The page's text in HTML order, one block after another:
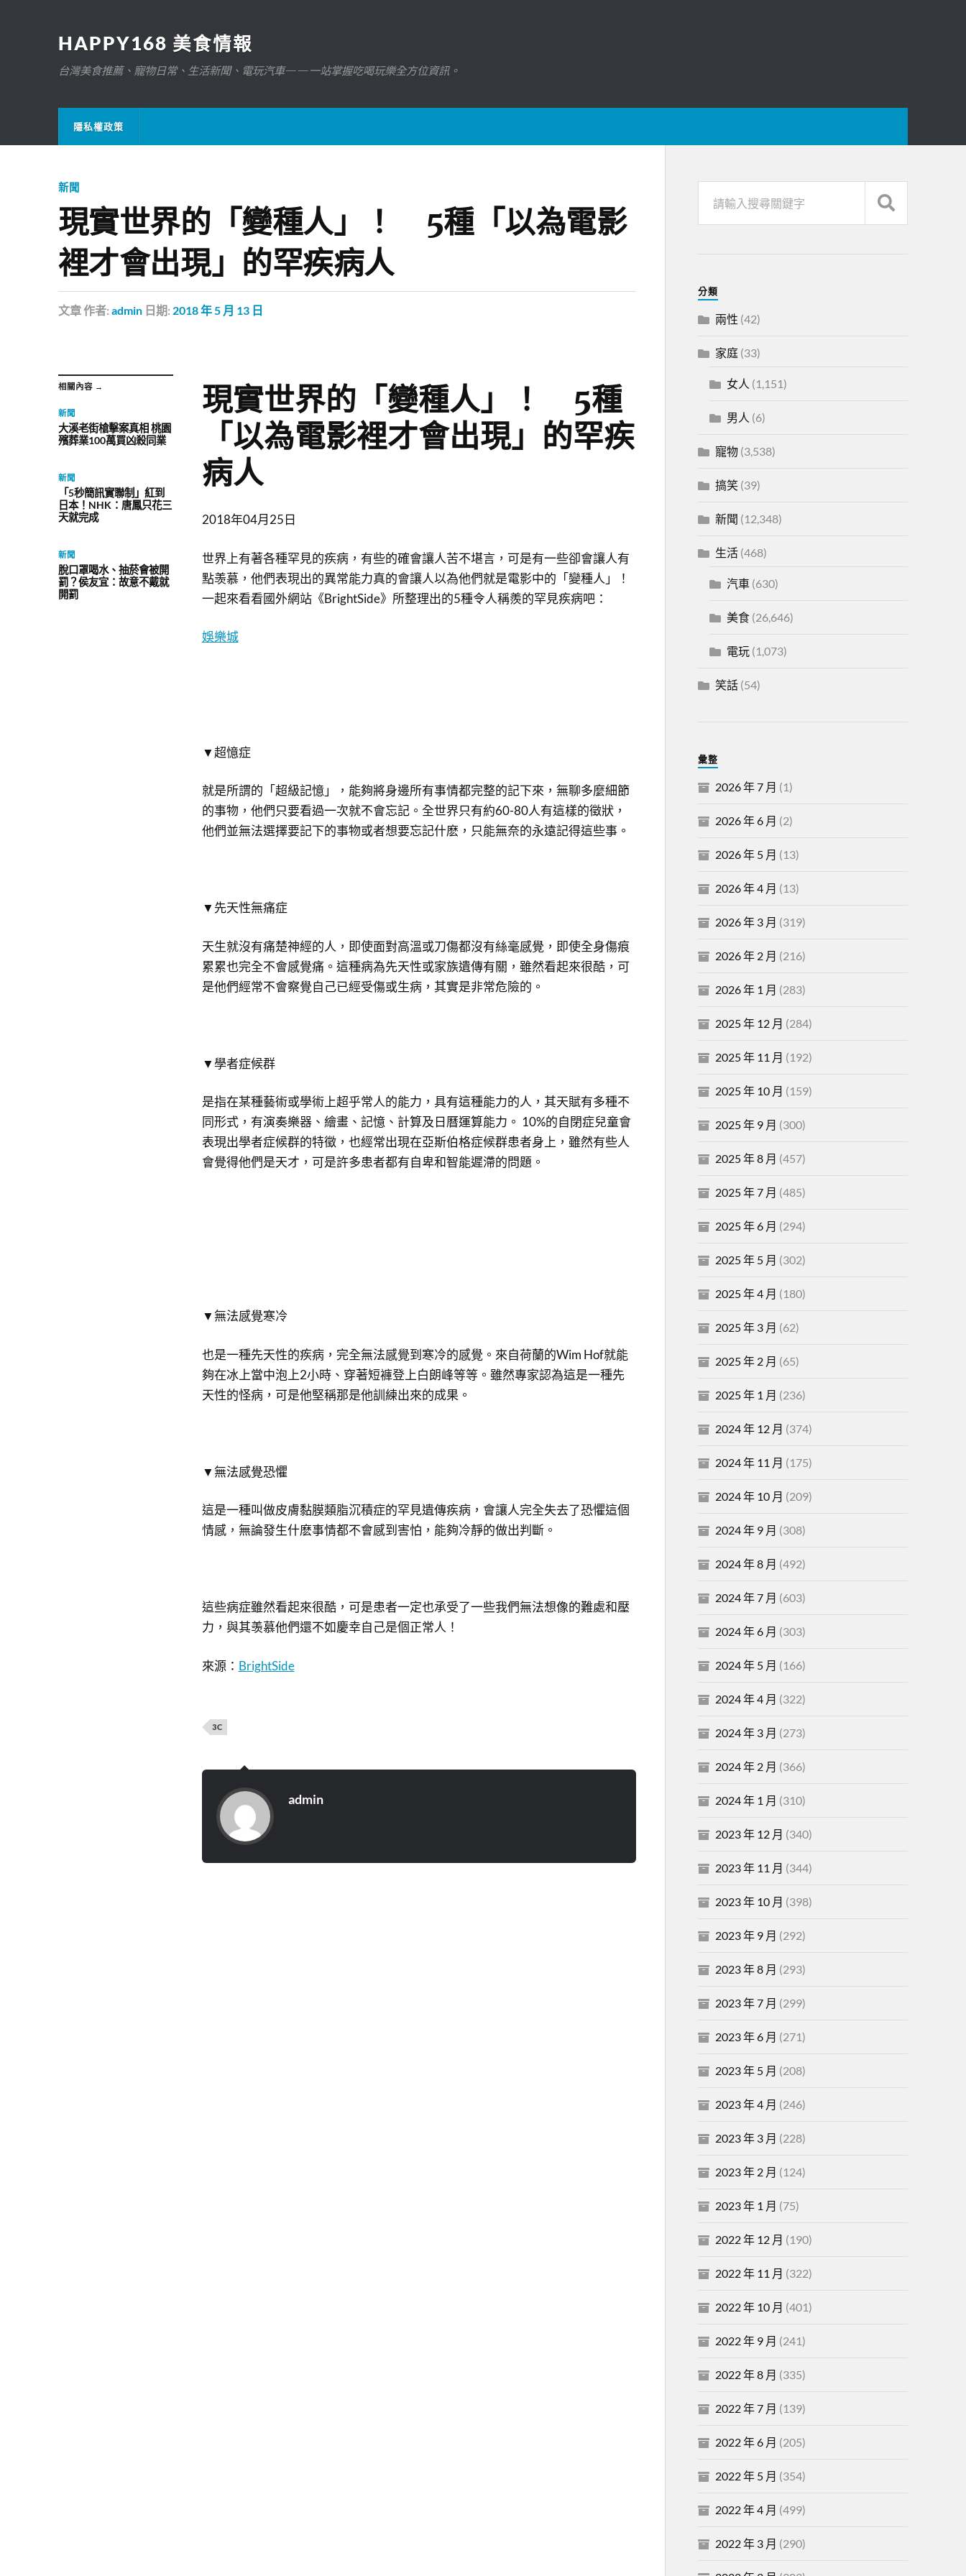
HAPPY168 美食情報
台灣美食推薦、寵物日常、生活新聞、電玩汽車——一站掌握吃喝玩樂全方位資訊。
隱私權政策
新聞
現實世界的「變種人」！ 5種「以為電影
裡才會出現」的罕疾病人
文章作者: admin 日期: 2018 年 5 月 13 日
相關內容 →
新聞
大溪老街槍擊案真相 桃園
殯葬業100萬買凶殺同業
新聞
「5秒簡訊實聯制」紅到
日本！NHK：唐鳳只花三
天就完成
新聞
脫口罩喝水、抽菸會被開
罰？侯友宜：故意不戴就
開罰
現實世界的「變種人」！ 5種
「以為電影裡才會出現」的罕疾
病人
2018年04月25日
世界上有著各種罕見的疾病，有些的確會讓人苦不堪言，可是有一些卻會讓人有
點羡慕，他們表現出的異常能力真的會讓人以為他們就是電影中的「變種人」！
一起來看看國外網站《BrightSide》所整理出的5種令人稱羨的罕見疾病吧：
娛樂城
▼超憶症
就是所謂的「超級記憶」，能夠將身邊所有事情都完整的記下來，無聊多麼細節
的事物，他們只要看過一次就不會忘記。全世界只有約60-80人有這樣的徵狀，
他們並無法選擇要記下的事物或者想要忘記什麽，只能無奈的永遠記得這些事。
▼先天性無痛症
天生就沒有痛楚神經的人，即使面對高溫或刀傷都沒有絲毫感覺，即使全身傷痕
累累也完全不會感覺痛。這種病為先天性或家族遺傳有關，雖然看起來很酷，可
是他們經常不會察覺自己已經受傷或生病，其實是非常危險的。
▼學者症候群
是指在某種藝術或學術上超乎常人的能力，具有這種能力的人，其天賦有多種不
同形式，有演奏樂器、繪畫、記憶、計算及日曆運算能力。 10%的自閉症兒童會
表現出學者症候群的特徵，也經常出現在亞斯伯格症候群患者身上，雖然有些人
會覺得他們是天才，可是許多患者都有自卑和智能遲滯的問題。
▼無法感覺寒冷
也是一種先天性的疾病，完全無法感覺到寒冷的感覺。來自荷蘭的Wim Hof就能
夠在冰上當中泡上2小時、穿著短褲登上白朗峰等等。雖然專家認為這是一種先
天性的怪病，可是他堅稱那是他訓練出來的成果。
▼無法感覺恐懼
這是一種叫做皮膚黏膜類脂沉積症的罕見遺傳疾病，會讓人完全失去了恐懼這個
情感，無論發生什麽事情都不會感到害怕，能夠冷靜的做出判斷。
這些病症雖然看起來很酷，可是患者一定也承受了一些我們無法想像的難處和壓
力，與其羡慕他們還不如慶幸自己是個正常人！
來源： BrightSide
3C
admin
分類
兩性 (42)
家庭(33)
女人 (1,151)
男人 (6)
寵物(3,538)
搞笑(39)
新聞 (12,348)
生活(468)
汽車(630)
美食(26,646)
電玩(1,073)
笑話(54)
彙整
2026 年 7 月 (1)
2026 年 6 月 (2)
2026 年 5 月 (13)
2026 年 4 月 (13)
2026 年 3 月 (319)
2026 年 2 月 (216)
2026 年 1 月 (283)
2025 年 12 月 (284)
2025 年 11 月 (192)
2025 年 10 月 (159)
2025 年 9 月 (300)
2025 年 8 月 (457)
2025 年 7 月 (485)
2025 年 6 月 (294)
2025 年 5 月 (302)
2025 年 4 月 (180)
2025 年 3 月 (62)
2025 年 2 月 (65)
2025 年 1 月 (236)
2024 年 12 月 (374)
2024 年 11 月 (175)
2024 年 10 月 (209)
2024 年 9 月 (308)
2024 年 8 月 (492)
2024 年 7 月 (603)
2024 年 6 月 (303)
2024 年 5 月 (166)
2024 年 4 月 (322)
2024 年 3 月 (273)
2024 年 2 月 (366)
2024 年 1 月 (310)
2023 年 12 月 (340)
2023 年 11 月 (344)
2023 年 10 月 (398)
2023 年 9 月 (292)
2023 年 8 月 (293)
2023 年 7 月 (299)
2023 年 6 月 (271)
2023 年 5 月 (208)
2023 年 4 月 (246)
2023 年 3 月 (228)
2023 年 2 月 (124)
2023 年 1 月 (75)
2022 年 12 月 (190)
2022 年 11 月 (322)
2022 年 10 月 (401)
2022 年 9 月 (241)
2022 年 8 月 (335)
2022 年 7 月 (139)
2022 年 6 月 (205)
2022 年 5 月 (354)
2022 年 4 月 (499)
2022 年 3 月 (290)